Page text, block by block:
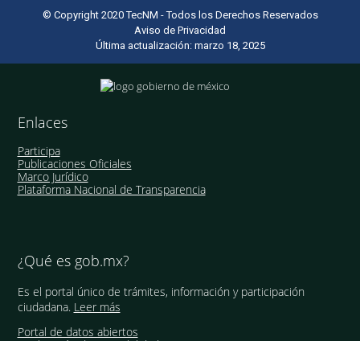
© Copyright 2020 TecNM - Todos los Derechos Reservados
Aviso de Privacidad
Última actualización: marzo 18, 2025
Enlaces
Participa
Publicaciones Oficiales
Marco Jurídico
Plataforma Nacional de Transparencia
¿Qué es gob.mx?
Es el portal único de trámites, información y participación
ciudadana. Leer más
Portal de datos abiertos